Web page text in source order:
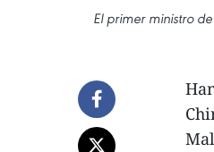
El primer ministro